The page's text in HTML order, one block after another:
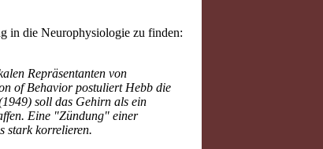
in die Neurophysiologie zu finden:
Repräsentanten von
of Behavior postuliert Hebb die
soll das Gehirn als ein
Eine "Zündung" einer
stark korrelieren.